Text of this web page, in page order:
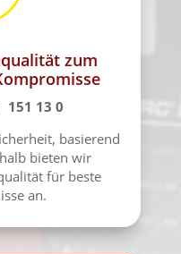
zum
151 13 0
basierend
bieten wir
für beste
an.